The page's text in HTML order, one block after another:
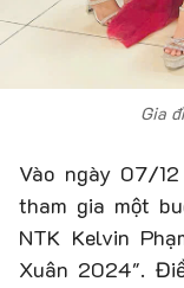
Gia
Vào ngày 07/
tham gia một
NTK Kelvin
Xuân 2024".